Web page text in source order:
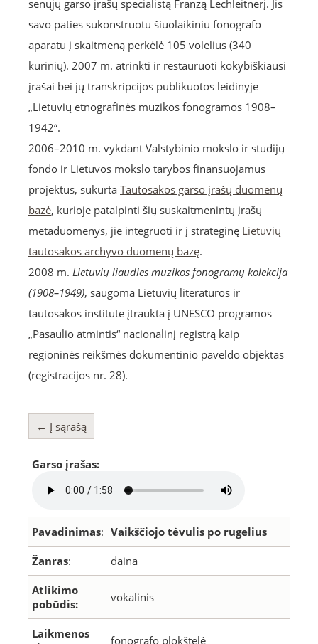
senųjų garso įrašų specialistą Franzą Lechleitnerį. Jis
savo paties sukonstruotu šiuolaikiniu fonografo
aparatu į skaitmeną perkėlė 105 volelius (340
kūrinių). 2007 m. atrinkti ir restauruoti kokybiškiausi
įrašai bei jų transkripcijos publikuotos leidinyje
„Lietuvių etnografinės muzikos fonogramos 1908–
1942“.
2006–2010 m. vykdant Valstybinio mokslo ir studijų
fondo ir Lietuvos mokslo tarybos finansuojamus
projektus, sukurta Tautosakos garso įrašų duomenų
bazė, kurioje patalpinti šių suskaitmenintų įrašų
metaduomenys, jie integruoti ir į strateginę Lietuvių
tautosakos archyvo duomenų bazę.
2008 m. Lietuvių liaudies muzikos fonogramų kolekcija
(1908–1949), saugoma Lietuvių literatūros ir
tautosakos institute įtraukta į UNESCO programos
„Pasaulio atmintis“ nacionalinį registrą kaip
regioninės reikšmės dokumentinio paveldo objektas
(registracijos nr. 28).
← Į sąrašą
Garso įrašas:
Pavadinimas: Vaikščiojo tėvulis po rugelius
Žanras: daina
Atlikimo
pobūdis:
vokalinis
Laikmenos
fonografo plokštelė